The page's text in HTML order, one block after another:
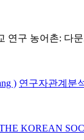
구 농어촌: 다문
) 연구자관계분
KOREAN